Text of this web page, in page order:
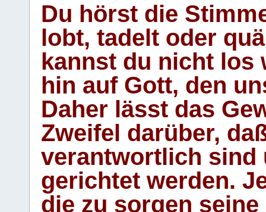
Du hörst die
lobt, tadelt oder
kannst du nicht los
hin auf Gott, den
Daher lässt das
Zweifel darüber,
verantwortlich sind
gerichtet werden.
die zu sorgen